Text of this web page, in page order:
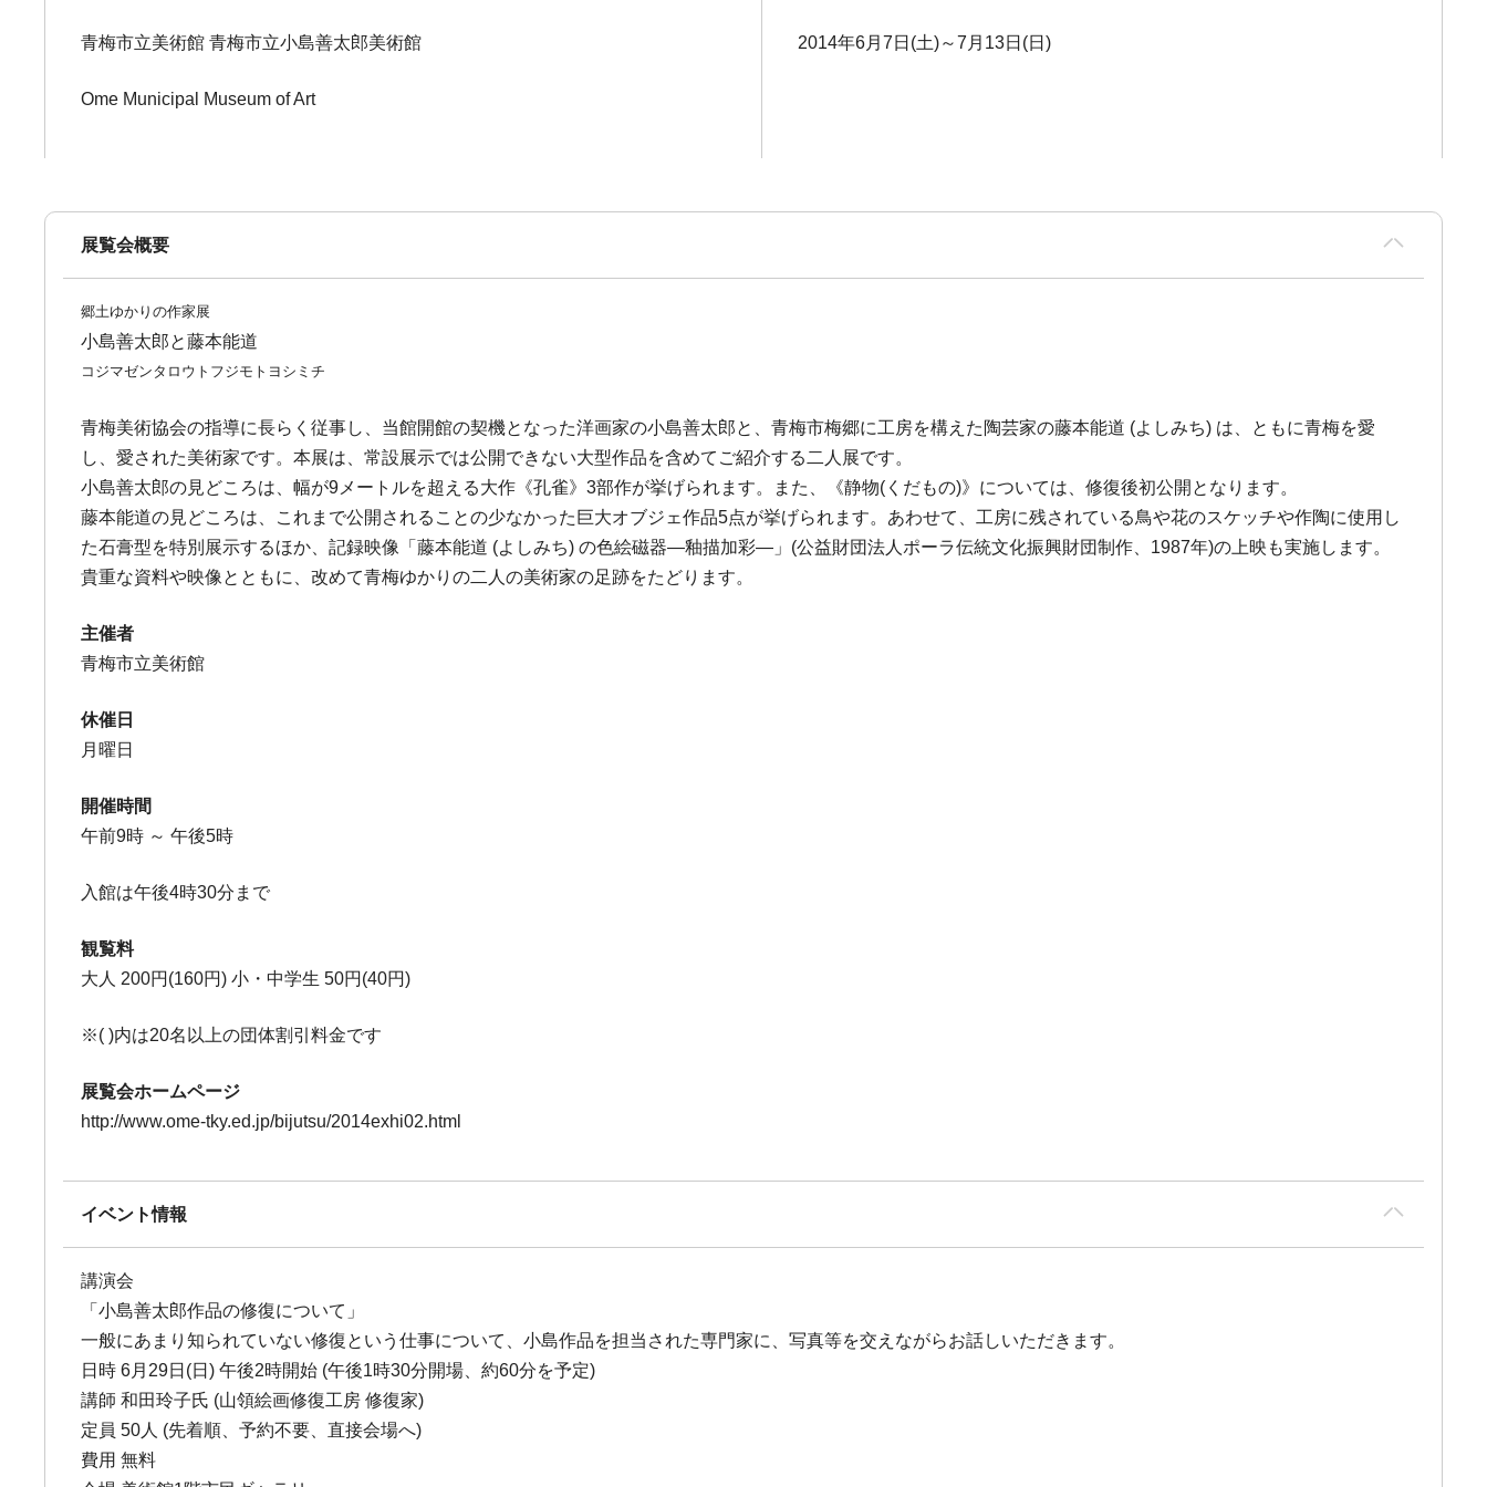
青梅市立美術館 青梅市立小島善太郎美術館
Ome Municipal Museum of Art
2014年6月7日(土)～7月13日(日)
展覧会概要
郷土ゆかりの作家展
小島善太郎と藤本能道
コジマゼンタロウトフジモトヨシミチ
青梅美術協会の指導に長らく従事し、当館開館の契機となった洋画家の小島善太郎と、青梅市梅郷に工房を構えた陶芸家の藤本能道 (よしみち) は、ともに青梅を愛
し、愛された美術家です。本展は、常設展示では公開できない大型作品を含めてご紹介する二人展です。
小島善太郎の見どころは、幅が9メートルを超える大作《孔雀》3部作が挙げられます。また、《静物(くだもの)》については、修復後初公開となります。
藤本能道の見どころは、これまで公開されることの少なかった巨大オブジェ作品5点が挙げられます。あわせて、工房に残されている鳥や花のスケッチや作陶に使用し
た石膏型を特別展示するほか、記録映像「藤本能道 (よしみち) の色絵磁器―釉描加彩―」(公益財団法人ポーラ伝統文化振興財団制作、1987年)の上映も実施します。
貴重な資料や映像とともに、改めて青梅ゆかりの二人の美術家の足跡をたどります。
主催者
青梅市立美術館
休催日
月曜日
開催時間
午前9時 ～ 午後5時
入館は午後4時30分まで
観覧料
大人 200円(160円) 小・中学生 50円(40円)
※( )内は20名以上の団体割引料金です
展覧会ホームページ
http://www.ome-tky.ed.jp/bijutsu/2014exhi02.html
イベント情報
講演会
「小島善太郎作品の修復について」
一般にあまり知られていない修復という仕事について、小島作品を担当された専門家に、写真等を交えながらお話しいただきます。
日時 6月29日(日) 午後2時開始 (午後1時30分開場、約60分を予定)
講師 和田玲子氏 (山領絵画修復工房 修復家)
定員 50人 (先着順、予約不要、直接会場へ)
費用 無料